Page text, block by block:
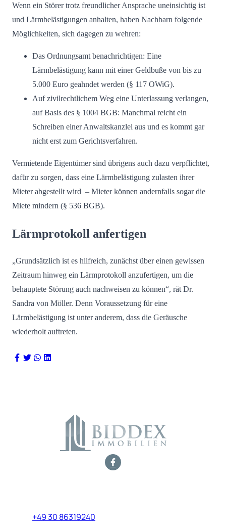
Wenn ein Störer trotz freundlicher Ansprache uneinsichtig ist
und Lärmbelästigungen anhalten, haben Nachbarn folgende
Möglichkeiten, sich dagegen zu wehren:
Das Ordnungsamt benachrichtigen: Eine
Lärmbelästigung kann mit einer Geldbuße von bis zu
5.000 Euro geahndet werden (§ 117 OWiG).
Auf zivilrechtlichem Weg eine Unterlassung verlangen,
auf Basis des § 1004 BGB: Manchmal reicht ein
Schreiben einer Anwaltskanzlei aus und es kommt gar
nicht erst zum Gerichtsverfahren.
Vermietende Eigentümer sind übrigens auch dazu verpflichtet,
dafür zu sorgen, dass eine Lärmbelästigung zulasten ihrer
Mieter abgestellt wird – Mieter können andernfalls sogar die
Miete mindern (§ 536 BGB).
Lärmprotokoll anfertigen
„Grundsätzlich ist es hilfreich, zunächst über einen gewissen
Zeitraum hinweg ein Lärmprotokoll anzufertigen, um die
behauptete Störung auch nachweisen zu können“, rät Dr.
Sandra von Möller. Denn Voraussetzung für eine
Lärmbelästigung ist unter anderem, dass die Geräusche
wiederholt auftreten.
+49 30 86319240